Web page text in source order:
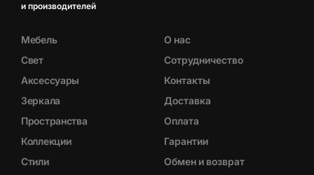
и производителей
Мебель
Свет
Аксессуары
Зеркала
Пространства
Коллекции
Стили
О нас
Сотрудничество
Контакты
Доставка
Оплата
Гарантии
Обмен и возврат